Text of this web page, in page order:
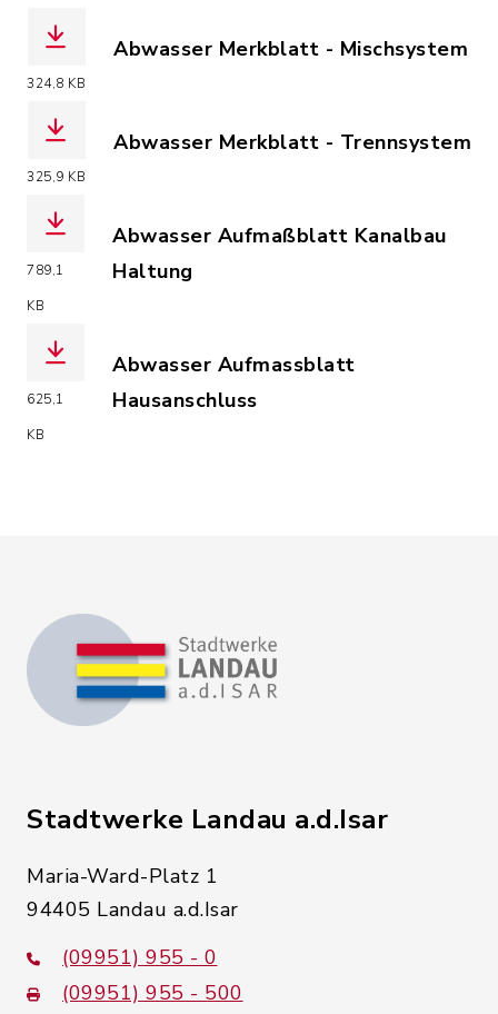
324,8 KB
Abwasser Merkblatt - Mischsystem
325,9 KB
Abwasser Merkblatt - Trennsystem
789,1
KB
Abwasser Aufmaßblatt Kanalbau
Haltung
625,1
KB
Abwasser Aufmassblatt
Hausanschluss
Stadtwerke Landau a.d.Isar
Maria-Ward-Platz 1
94405 Landau a.d.Isar
(09951) 955 - 0
(09951) 955 - 500